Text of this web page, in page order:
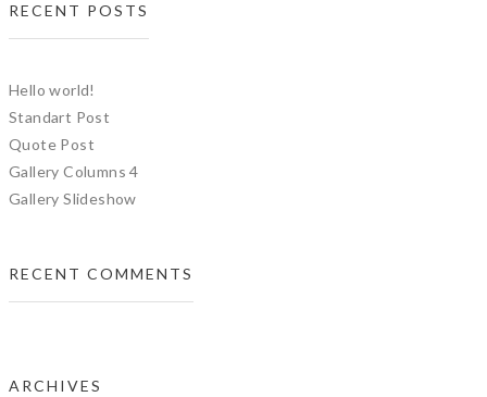
RECENT POSTS
Hello world!
Standart Post
Quote Post
Gallery Columns 4
Gallery Slideshow
RECENT COMMENTS
ARCHIVES